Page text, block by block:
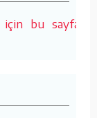
bu sayfaya